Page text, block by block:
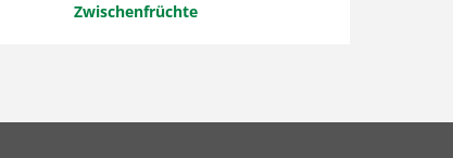
Zwischenfrüchte